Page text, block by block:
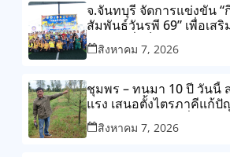
จ.จันทบุรี จัดการแข่งขัน
สัมพันธ์วันรพี 69” เพื่อเสริ
สุขภาพที่แข็งแรง และความ
สามัคคีร่วมกัน ผ่านการแข่
สิงหาคม 7, 2026
ชุมพร – ทนมา 10 ปี วันนี้
แรง เสนอตั้งไตรภาคีแก้ปั
โรงงานกับชุมชน ลั่น ต้อง
เหตุไม่ใช่แก้ปลายเหตุไม่รู้จ
สิงหาคม 7, 2026